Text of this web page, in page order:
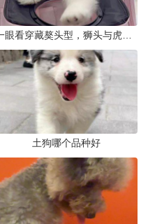
土狗哪个品种好